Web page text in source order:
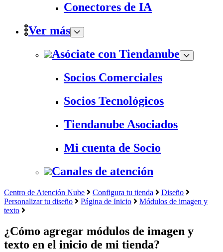
Conectores de IA
Ver más
Asóciate con Tiendanube
Socios Comerciales
Socios Tecnológicos
Tiendanube Asociados
Mi cuenta de Socio
Canales de atención
Centro de Atención Nube Configura tu tienda
Diseño
Personalizar tu diseño
Página de Inicio
Módulos de imagen y
texto
¿Cómo agregar módulos de imagen y
texto en el inicio de mi tienda?